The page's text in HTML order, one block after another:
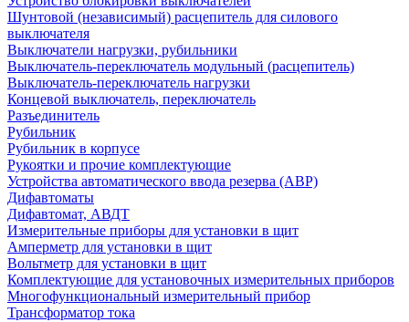
Шунтовой (независимый) расцепитель для силового
выключателя
Выключатели нагрузки, рубильники
Выключатель-переключатель модульный (расцепитель)
Выключатель-переключатель нагрузки
Концевой выключатель, переключатель
Разъединитель
Рубильник
Рубильник в корпусе
Рукоятки и прочие комплектующие
Устройства автоматического ввода резерва (АВР)
Дифавтоматы
Дифавтомат, АВДТ
Измерительные приборы для установки в щит
Амперметр для установки в щит
Вольтметр для установки в щит
Комплектующие для установочных измерительных приборов
Многофункциональный измерительный прибор
Трансформатор тока